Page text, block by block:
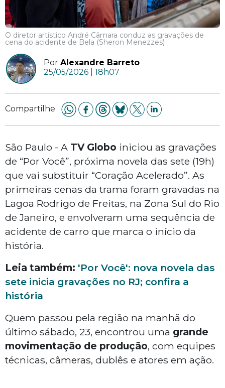
O diretor artístico André Câmara conduz as gravações de
cena do acidente de Bela (Sheron Menezzes)
Por Alexandre Barreto
25/05/2026 | 18h07
Compartilhe
São Paulo - A TV Globo iniciou as gravações
de “Por Você”, próxima novela das sete (19h)
que vai substituir “Coração Acelerado”. As
primeiras cenas da trama foram gravadas na
Lagoa Rodrigo de Freitas, na Zona Sul do Rio
de Janeiro, e envolveram uma sequência de
acidente de carro que marca o início da
história.
Leia também: 'Por Você': nova novela das
sete inicia gravações no RJ; confira a
história
Quem passou pela região na manhã do
último sábado, 23, encontrou uma grande
movimentação de produção, com equipes
técnicas, câmeras, dublês e atores em ação.